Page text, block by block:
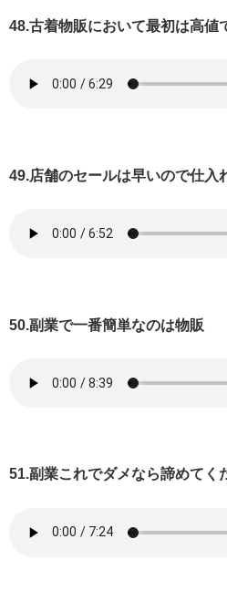
48.古着物販において最初は高値
49.店舗のセールは早いので仕入
50.副業で一番簡単なのは物販
51.副業これでダメなら諦めてく